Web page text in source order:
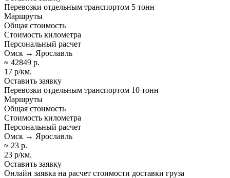
Перевозки отдельным транспортом 5 тонн
Маршруты
Общая стоимость
Стоимость километра
Персональный расчет
Омск → Ярославль
≈ 42849 р.
17 р/км.
Оставить заявку
Перевозки отдельным транспортом 10 тонн
Маршруты
Общая стоимость
Стоимость километра
Персональный расчет
Омск → Ярославль
≈ 23 р.
23 р/км.
Оставить заявку
Онлайн заявка на расчет стоимости доставки груза